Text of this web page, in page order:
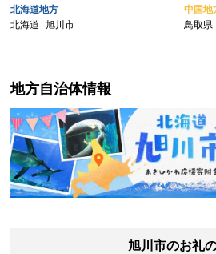
直送 果物 フルーツ 糖度 甘
い 旬 2玉 デザート 旭川市ふる
さと納税 北海道ふるさと納
北海道地方
北海道
旭川市
ーツ
め 鳥
中国地
鳥取県
地方自治体情報
旭川市のお礼